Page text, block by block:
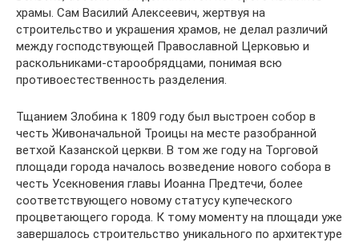
храмы. Сам Василий Алексеевич, жертвуя на
строительство и украшения храмов, не делал различий
между господствующей Православной Церковью и
раскольниками-старообрядцами, понимая всю
противоестественность разделения.
Тщанием Злобина к 1809 году был выстроен собор в
честь Живоначальной Троицы на месте разобранной
ветхой Казанской церкви. В том же году на Торговой
площади города началось возведение нового собора в
честь Усекновения главы Иоанна Предтечи, более
соответствующего новому статусу купеческого
процветающего города. К тому моменту на площади уже
завершалось строительство уникального по архитектуре